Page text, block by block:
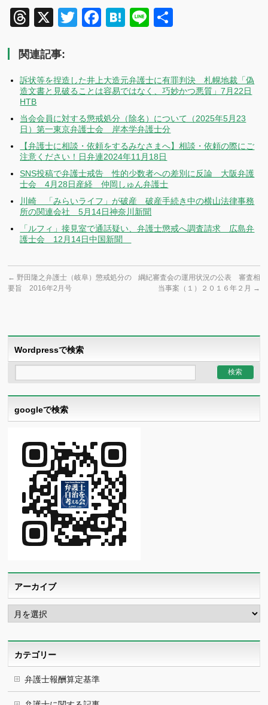
Threads
X TwitterFacebook
Hatena
Line
関連記事:
訴状等を捏造した井上大造元弁護士に有罪判決 札幌地裁「偽
造文書と見破ることは容易ではなく、巧妙かつ悪質」7月22日
HTB
当会会員に対する懲戒処分（除名）について（2025年5月23
日）第一東京弁護士会 岸本学弁護士分
【弁護士に相談・依頼をするみなさまへ】相談・依頼の際にご
注意ください！日弁連2024年11月18日
SNS投稿で弁護士戒告 性的少数者への差別に反論 大阪弁護
士会 4月28日産経 仲岡しゅん弁護士
川崎 「みらいライフ」が破産 破産手続き中の横山法律事務
所の関連会社 5月14日神奈川新聞
「ルフィ」接見室で通話疑い、弁護士懲戒へ調査請求 広島弁
護士会 12月14日中国新聞
← 野田隆之弁護士（岐阜）懲戒処分の
要旨 2016年2月号
綱紀審査会の運用状況の公表 審査相
当事案（１）２０１６年２月 →
Wordpressで検索
googleで検索
アーカイブ
ア
ー
カ
カテゴリー
弁護士報酬算定基準